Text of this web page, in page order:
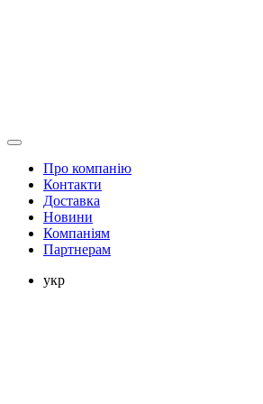
Про компанію
Контакти
Доставка
Новини
Компаніям
Партнерам
укр